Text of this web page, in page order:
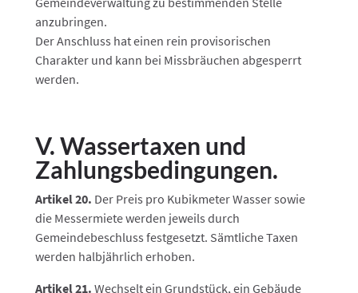
anzubringen.
Der Anschluss hat einen rein provisorischen
Charakter und kann bei Missbräuchen abgesperrt
werden.
V. Wassertaxen und
Zahlungsbedingungen.
Artikel 20. Der Preis pro Kubikmeter Wasser sowie
die Messermiete werden jeweils durch
Gemeindebeschluss festgesetzt. Sämtliche Taxen
werden halbjährlich erhoben.
Artikel 21. Wechselt ein Grundstück, ein Gebäude